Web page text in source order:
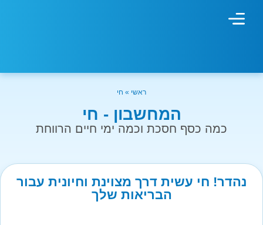
ראשי » חי
המחשבון - חי
כמה כסף חסכת וכמה ימי חיים הרווחת
נהדר! חי עשית דרך מצוינת וחיונית עבור
הבריאות שלך